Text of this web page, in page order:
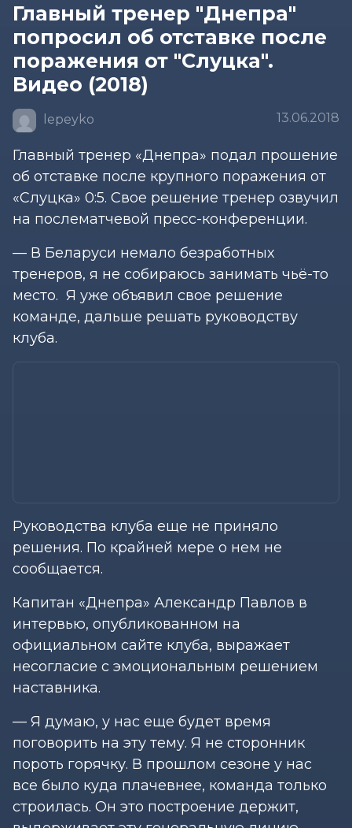
Главный тренер "Днепра"
попросил об отставке после
поражения от "Слуцка".
Видео (2018)
lepeyko 13.06.2018
Главный тренер «Днепра» подал прошение
об отставке после крупного поражения от
«Слуцка» 0:5. Свое решение тренер озвучил
на послематчевой пресс-конференции.
— В Беларуси немало безработных
тренеров, я не собираюсь занимать чьё-то
место. Я уже объявил свое решение
команде, дальше решать руководству
клуба.
Руководства клуба еще не приняло
решения. По крайней мере о нем не
сообщается.
Капитан «Днепра» Александр Павлов в
интервью, опубликованном на
официальном сайте клуба, выражает
несогласие с эмоциональным решением
наставника.
— Я думаю, у нас еще будет время
поговорить на эту тему. Я не сторонник
пороть горячку. В прошлом сезоне у нас
все было куда плачевнее, команда только
строилась. Он это построение держит,